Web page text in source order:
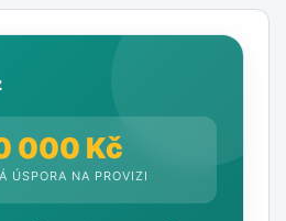
000 Kč
ÚSPORA NA PROVIZI